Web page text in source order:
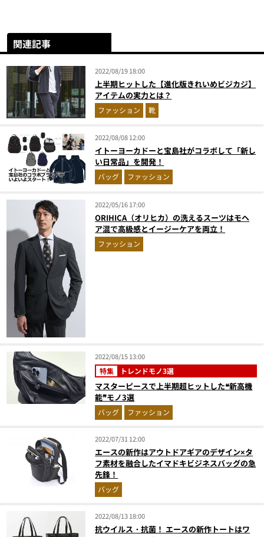
関連記事
2022/08/19 18:00
上半期ヒットした【進化版きれいめビジカジ】
アイテムの実力とは？
ファッション 靴
2022/08/08 12:00
イトーヨーカドーと宝島社がコラボして「新し
い日常品」を開発！
バッグ ファッション
2022/05/16 17:00
ORIHICA（オリヒカ）の洗えるスーツはモヘ
ア混で高級感とイージーケアを両立！
ファッション
2022/08/15 13:00
特集 トレンドモノ3選
マスターピースで上半期超ヒットした❝新高機
能❞モノ3選
バッグ ファッション
2022/07/31 12:00
エースの新作はアウトドアギアのデザイン×タ
フ素材を融合したイマドキビジネスバッグの急
先鋒！
バッグ
2022/08/13 18:00
抗ウイルス・抗菌！ エースの新作トートはワ